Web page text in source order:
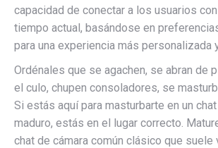
capacidad de conectar a los usuarios
tiempo actual, basándose en
para una experiencia más personalizada
Ordénales que se agachen, se abran de
el culo, chupen consoladores, se
Si estás aquí para masturbarte en un
maduro, estás en el lugar correcto.
chat de cámara común clásico que suele